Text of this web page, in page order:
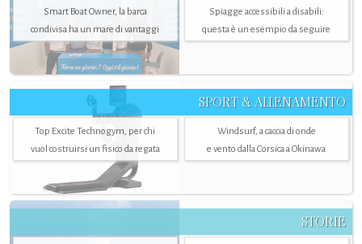
Smart Boat Owner, la barca
condivisa ha un mare di vantaggi
Spiagge accessibili a disabili:
questa è un esempio da seguire
SPORT & ALLENAMENTO
Top Excite Technogym, per chi
vuol costruirsi un fisico da regata
Windsurf, a caccia di onde
e vento dalla Corsica a Okinawa
STORIE